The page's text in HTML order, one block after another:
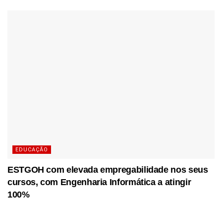
EDUCAÇÃO
ESTGOH com elevada empregabilidade nos seus
cursos, com Engenharia Informática a atingir
100%